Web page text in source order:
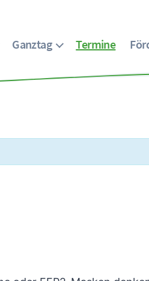
Ganztag Termine